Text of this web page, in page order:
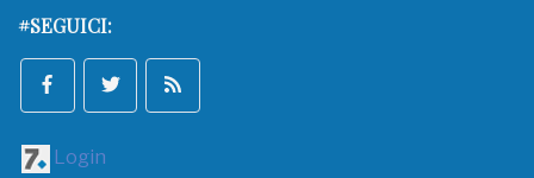
#SEGUICI:
Login